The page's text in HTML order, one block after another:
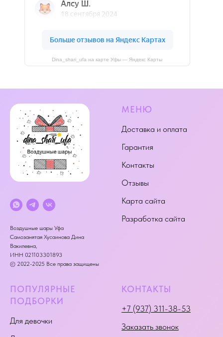
Dina_shari_ufa на карте Уфы — Яндекс Карты
Воздушные шары Уфа
Самозанятая Хусаинова Дина
Вакилевна,
ИНН 021103301893
© 2022-2025 Все права защищены
МЕНЮ
Доставка и оплата
Гарантия
Контакты
Отзывы
Карта сайта
Разработка сайта
ПОПУЛЯРНЫЕ
ПОДБОРКИ
Для девочки
КОНТАКТЫ
+7 (937) 311-38-53
Заказать звонок